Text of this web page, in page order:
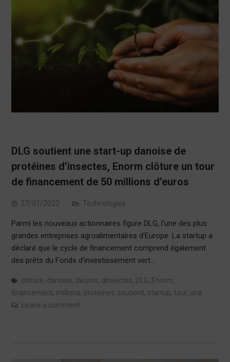
DLG soutient une start-up danoise de
protéines d’insectes, Enorm clôture un tour
de financement de 50 millions d’euros
27/01/2022 Technologies
Parmi les nouveaux actionnaires figure DLG, l’une des plus
grandes entreprises agroalimentaires d’Europe. La startup a
déclaré que le cycle de financement comprend également
des prêts du Fonds d’investissement vert…
clôture, danoise, deuros, dinsectes, DLG, Enorm,
financement, millions, protéines, soutient, startup, tour, une
Leave a comment